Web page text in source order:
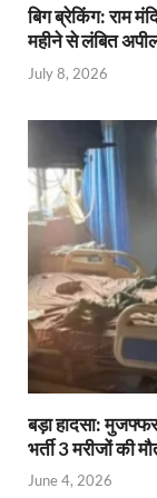
बिग ब्रेकिंग: राम
महीने से लंबित
July 8, 2026
बड़ा हादसा:
भर्ती 3 मरीजों की
June 4, 2026